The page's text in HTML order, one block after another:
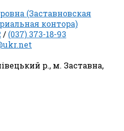
(Заставновская
контора)
/ (037) 373-18-93
р., м. Заставна,